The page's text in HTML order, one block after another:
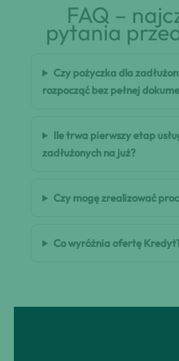
FAQ –
pytania
Czy pożyczka dla
rozpocząć bez pełnej
Ile trwa pierwszy etap
zadłużonych na już?
Czy mogę zrealizować
Co wyróżnia ofertę